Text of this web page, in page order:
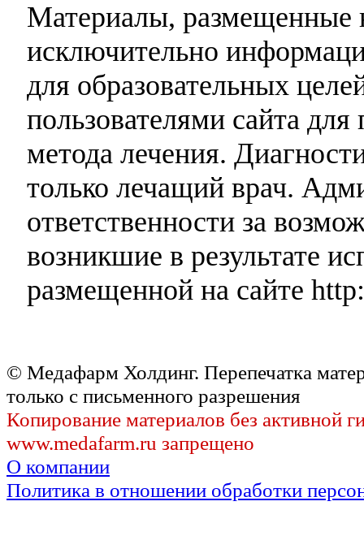
Материалы, размещенные
исключительно
для образовательных
пользователями сайта
метода лечения.
только лечащий врач.
ответственности за
возникшие в результате
размещенной на сайте
© Медафарм Холдинг. Перепечатка
только с письменного разрешения
Копирование материалов без активной
www.medafarm.ru запрещено
О компании
Политика в отношении обработки